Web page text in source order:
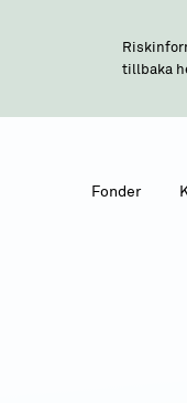
tillbaka
Fonder